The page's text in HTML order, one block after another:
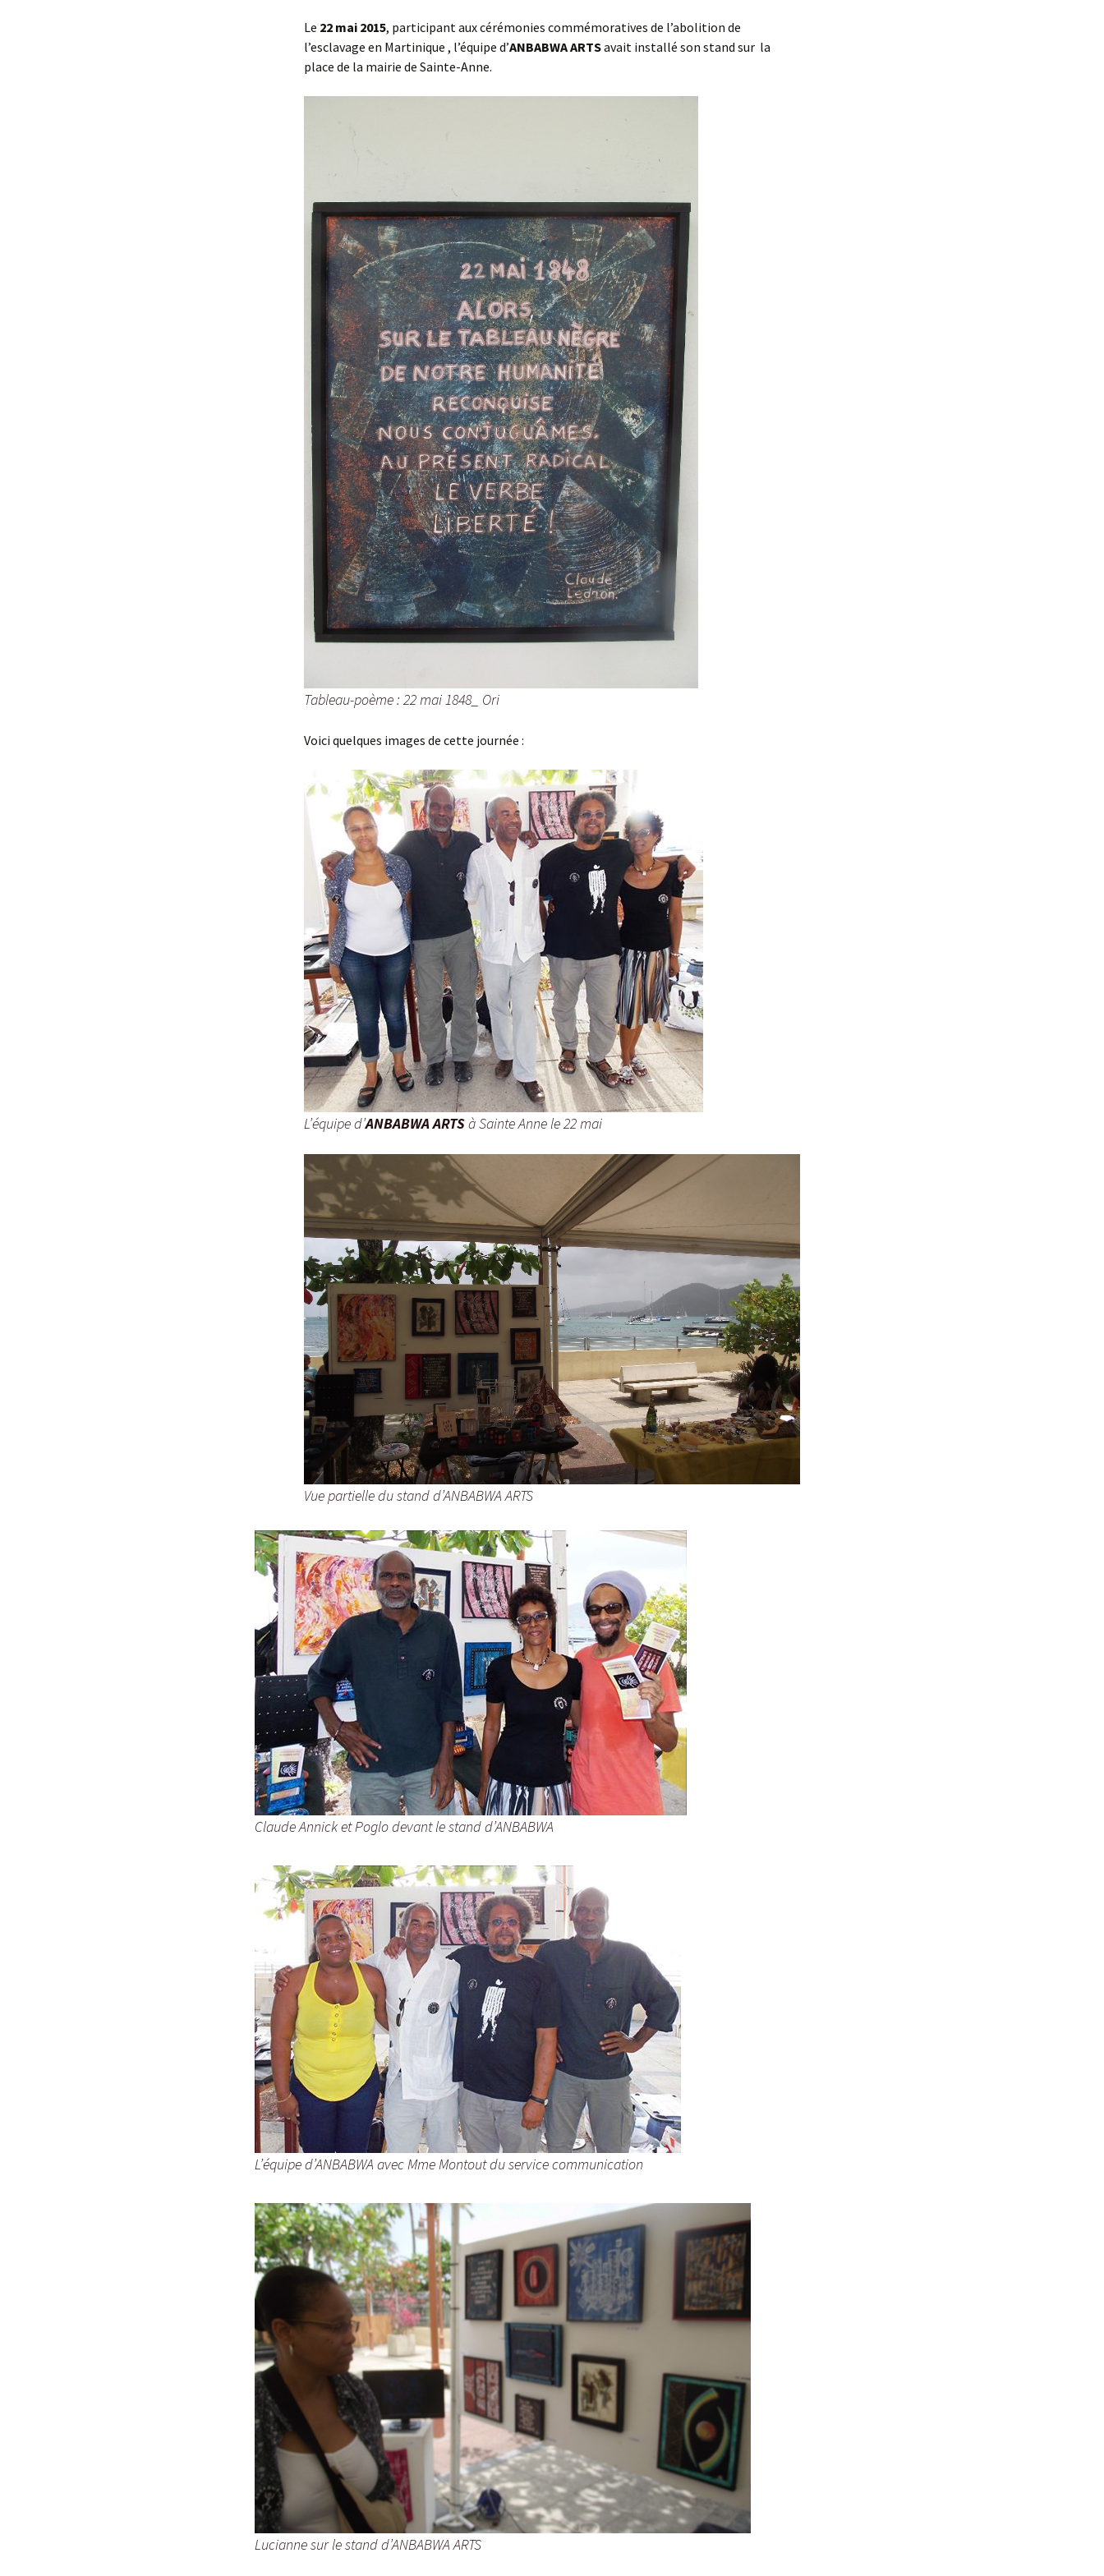
Les réalisations du pôle
stylisme ANBABWA ARTS :
vernissage de
l’exposition Résonances
au Diamant.
ANBABWA ARTS au
Martinique Jazz Festival
2015
ANBABWA ARTS à la 13°
édition du Biguine jazz
Festival de Saint-Pierre.
ANBABWA ARTS au
LEZART’ à Trinité, en
juillet 2015.
LE 22 MAI D’ANBABWA
ARTS
ANBABWA ARTS à la
conférence de l’AMDOR
ANBABWA à la maison de
la culture de Trinité
janvier 2015.
Caméra au poing.
ANBABWA ARTS fait le
buzz…
7 septembre 2014
ANBABWA ARTS au
« Biguine jazz festival »
de Saint-Pierre
Exposition ANBABWA
ARTS à l’ATRIUM à Fort-
de-France
Personnalités de la
culture et artistes
Le 22 mai 2015, participant aux cérémonies commémoratives de l’abolition de
l’esclavage en Martinique , l’équipe d’ANBABWA ARTSavait installé son stand sur la
place de la mairie de Sainte-Anne.
Tableau-poème : 22 mai 1848_ Ori
Voici quelques images de cette journée :
L’équipe d’ANBABWA ARTSà Sainte Anne le 22 mai
Vue partielle du stand d’ANBABWA ARTS
Claude Annick et Poglo devant le stand d’ANBABWA
L’équipe d’ANBABWA avec Mme Montout du service communication
Lucianne sur le stand d’ANBABWA ARTS